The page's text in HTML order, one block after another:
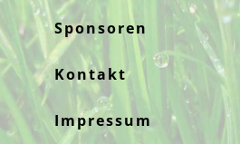
Sponsoren
Kontakt
Impressum